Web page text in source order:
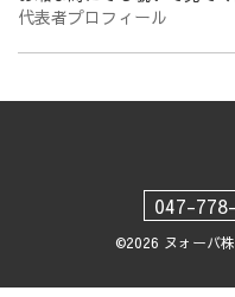
代表者プロフィール
047-
©2026 ヌォーバ